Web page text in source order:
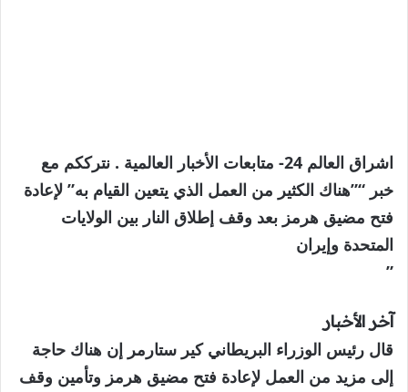
اشراق العالم 24- متابعات الأخبار العالمية . نترككم مع
خبر “”هناك الكثير من العمل الذي يتعين القيام به” لإعادة
فتح مضيق هرمز بعد وقف إطلاق النار بين الولايات
المتحدة وإيران
”
آخر الأخبار
قال رئيس الوزراء البريطاني كير ستارمر إن هناك حاجة
إلى مزيد من العمل لإعادة فتح مضيق هرمز وتأمين وقف